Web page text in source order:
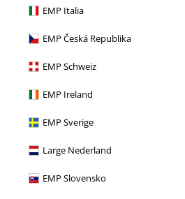
EMP Italia
EMP Česká Republika
EMP Schweiz
EMP Ireland
EMP Sverige
Large Nederland
EMP Slovensko
options.